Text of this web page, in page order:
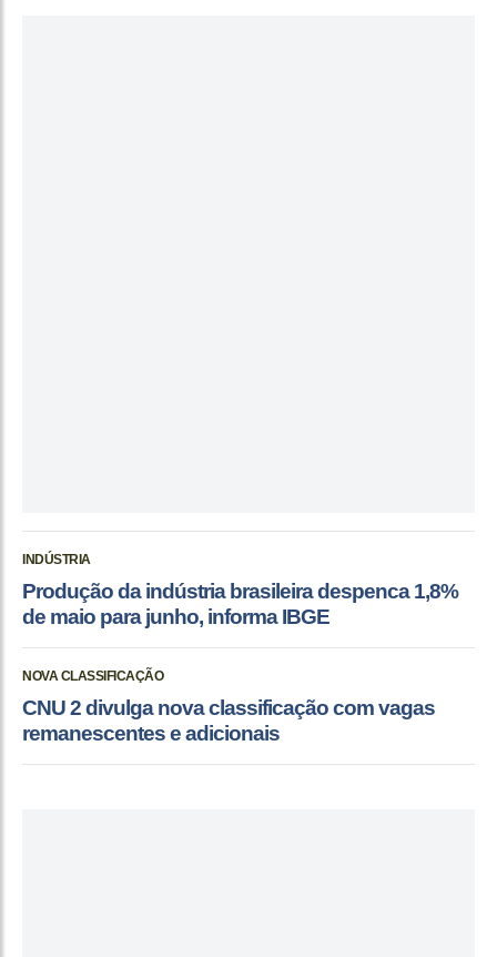
INDÚSTRIA
Produção da indústria brasileira despenca 1,8%
de maio para junho, informa IBGE
NOVA CLASSIFICAÇÃO
CNU 2 divulga nova classificação com vagas
remanescentes e adicionais